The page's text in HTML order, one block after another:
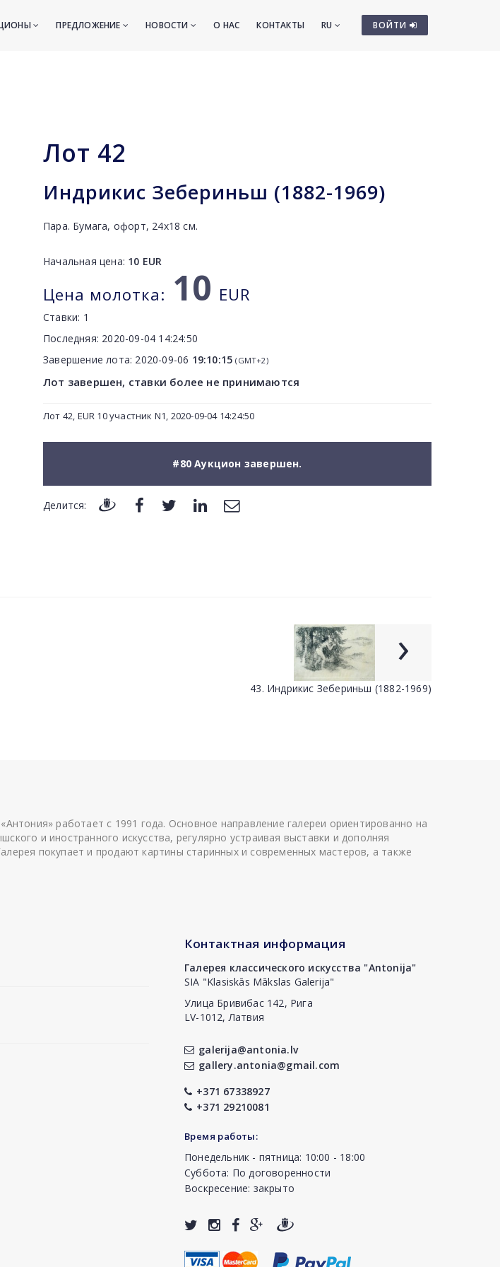
ВОЙТИ
ПРЕДЛОЖЕНИЕ НОВОСТИ О НАС КОНТАКТЫ RU
Лот 42
Индрикис Зебериньш (1882-1969)
Пара. Бумага, офорт, 24х18 см.
Начальная цена: 10 EUR
Цена молотка: 10 EUR
Ставки: 1
Последняя: 2020-09-04 14:24:50
Завершение лота: 2020-09-06 19:10:15 (GMT+2)
Лот завершен, ставки более не принимаются
Лот 42, EUR 10 участник N1, 2020-09-04 14:24:50
#80 Аукцион завершен.
Делится:
›
43. Индрикис Зебериньш (1882-1969)
«Антония» работает с 1991 года. Основное направление галереи ориентированно на
и иностранного искусства, регулярно устраивая выставки и дополняя
покупает и продают картины старинных и современных мастеров, а также
Контактная информация
Галерея классического искусства "Antonija"
SIA "Klasiskās Mākslas Galerija"
Улица Бривибас 142, Рига
LV-1012, Латвия
galerija@antonia.lv
gallery.antonia@gmail.com
+371 67338927
+371 29210081
Время работы:
Понедельник - пятница: 10:00 - 18:00
Суббота: По договоренности
Воскресение: закрыто